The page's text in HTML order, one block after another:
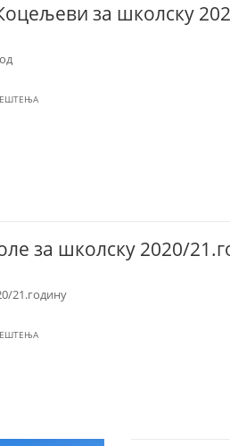
за школску
за школску 2020/
21.годину